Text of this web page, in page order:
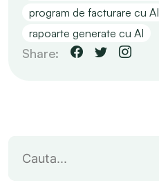
program de facturare cu AI
rapoarte generate cu AI
Share: